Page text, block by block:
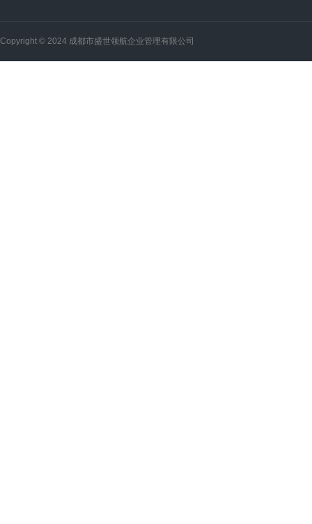
Copyright © 2024 成都市盛世领航企业管理有限公司